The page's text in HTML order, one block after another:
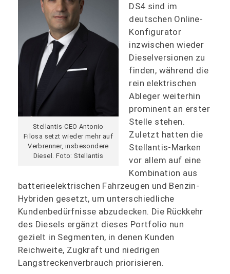
Stellantis-CEO Antonio
Filosa setzt wieder mehr auf
Verbrenner, insbesondere
Diesel. Foto: Stellantis
DS4 sind im
deutschen Online-
Konfigurator
inzwischen wieder
Dieselversionen zu
finden, während die
rein elektrischen
Ableger weiterhin
prominent an erster
Stelle stehen.
Zuletzt hatten die
Stellantis-Marken
vor allem auf eine
Kombination aus
batterieelektrischen Fahrzeugen und Benzin-
Hybriden gesetzt, um unterschiedliche
Kundenbedürfnisse abzudecken. Die Rückkehr
des Diesels ergänzt dieses Portfolio nun
gezielt in Segmenten, in denen Kunden
Reichweite, Zugkraft und niedrigen
Langstreckenverbrauch priorisieren.